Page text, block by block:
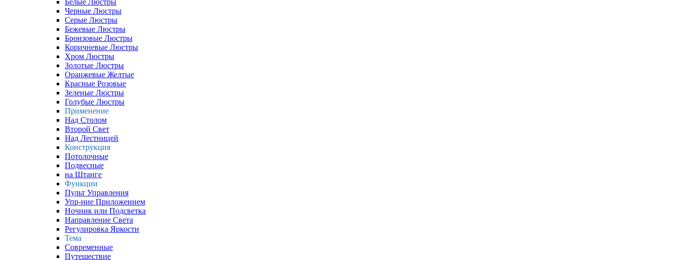
Белые Люстры
Черные Люстры
Серые Люстры
Бежевые Люстры
Бронзовые Люстры
Коричневые Люстры
Хром Люстры
Золотые Люстры
Оранжевые Желтые
Красные Розовые
Зеленые Люстры
Голубые Люстры
Применение
Над Столом
Второй Свет
Над Лестницей
Конструкция
Потолочные
Подвесные
на Штанге
Функции
Пульт Управления
Упр-ние Приложением
Ночник или Подсветка
Направление Света
Регулировка Яркости
Тема
Современные
Путешествие